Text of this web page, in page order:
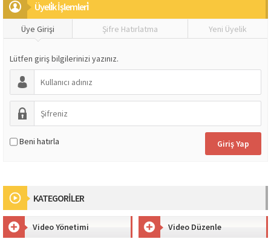
Üyeli̇k İşlemleri̇
Üye Girişi Şifre Hatırlatma Yeni Üyelik
Lütfen giriş bilgilerinizi yazınız.
Beni hatırla
KATEGORİLER
Video Yönetimi Video Düzenle